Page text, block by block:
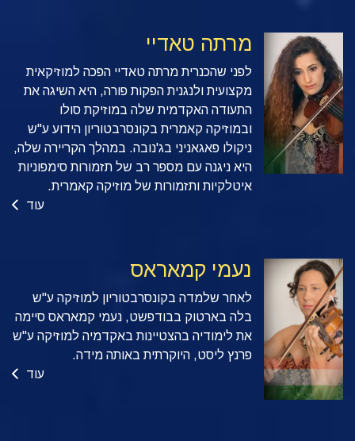
מרתה טאדיי
לפני שהכנרית מרתה טאדיי הפכה למוזיקאית
מקצועית ולנגנית הפקות פורה, היא השיגה את
התעודה האקדמית שלה במוזיקת סולו
ובמוזיקה קאמרית בקונסרבטוריון הידוע ע"ש
ניקולו פאגאניני בג'נובה. במהלך הקריירה שלה,
היא ניגנה עם מספר רב של תזמורות סימפוניות
איטלקיות ותזמורות של מוזיקה קאמרית.
עוד
נעמי קמאראס
לאחר שלמדה בקונסרבטוריון למוזיקה ע"ש
בלה בארטוק בבודפשט, נעמי קמאראס סיימה
את לימודיה בהצטיינות באקדמיה למוזיקה ע"ש
פרנץ ליסט, היוקרתית באותה מידה.
עוד